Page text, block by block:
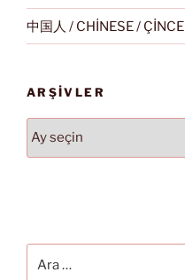
中国人 / CHİNESE / ÇİNCE
ARŞIVLER
Arşivler